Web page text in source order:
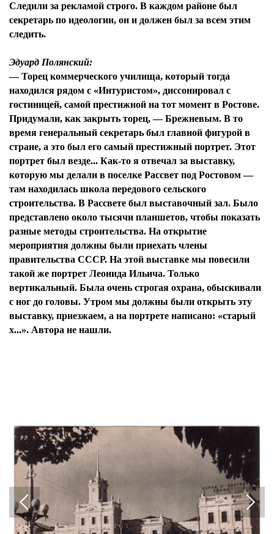
Следили за рекламой строго. В каждом районе был
секретарь по идеологии, он и должен был за всем этим
следить.
Эдуард Полянский:
— Торец коммерческого училища, который тогда
находился рядом с «Интуристом», диссонировал с
гостиницей, самой престижной на тот момент в Ростове.
Придумали, как закрыть торец, — Брежневым. В то
время генеральный секретарь был главной фигурой в
стране, а это был его самый престижный портрет. Этот
портрет был везде... Как-то я отвечал за выставку,
которую мы делали в поселке Рассвет под Ростовом —
там находилась школа передового сельского
строительства. В Рассвете был выставочный зал. Было
представлено около тысячи планшетов, чтобы показать
разные методы строительства. На открытие
мероприятия должны были приехать члены
правительства СССР. На этой выставке мы повесили
такой же портрет Леонида Ильича. Только
вертикальный. Была очень строгая охрана, обыскивали
с ног до головы. Утром мы должны были открыть эту
выставку, приезжаем, а на портрете написано: «старый
х...». Автора не нашли.